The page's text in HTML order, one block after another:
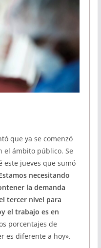
que ya se comenzó
el ámbito público. Se
este jueves que sumó
necesitando
la demanda
tercer nivel para
el trabajo es en
porcentajes de
es diferente a hoy».